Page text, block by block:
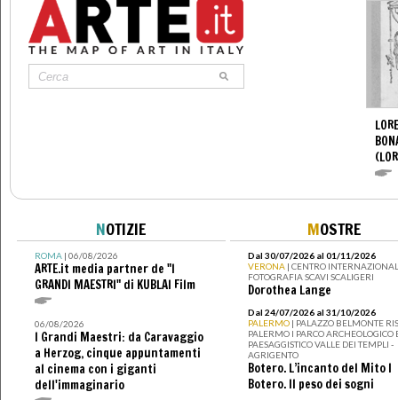
NOTIZIE
ROMA| 06/08/2026
ARTE.it media partner de "I
GRANDI MAESTRI" di KUBLAI Film
06/08/2026
I Grandi Maestri: da Caravaggio
a Herzog, cinque appuntamenti
al cinema con i giganti
dell'immaginario
MOSTRE
Dal 30/07/2026 al 01/11/2026
VERONA | CENTRO
FOTOGRAFIA SCAVI SCALIGERI
Dorothea Lange
Dal 24/07/2026 al 31/10/2026
PALERMO | PALAZZO BELMONTE
PALERMO I PARCO ARCHEOLOGICO
PAESAGGISTICO VALLE DEI TEMPLI -
AGRIGENTO
Botero. L’incanto del Mito I
Botero. Il peso dei sogni